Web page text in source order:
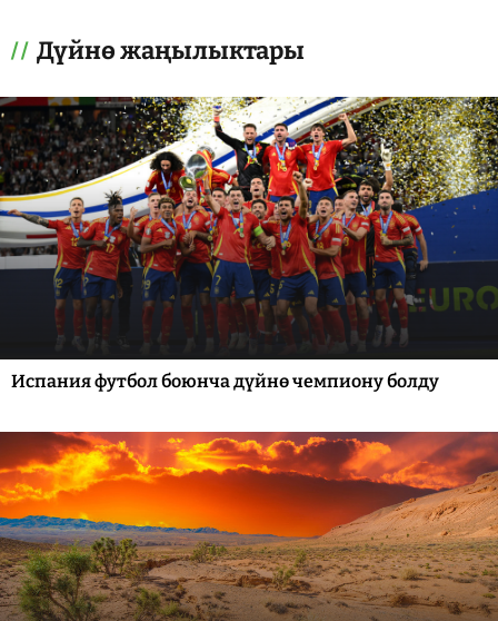
Дүйнө жаңылыктары
Испания футбол боюнча дүйнө чемпиону болду